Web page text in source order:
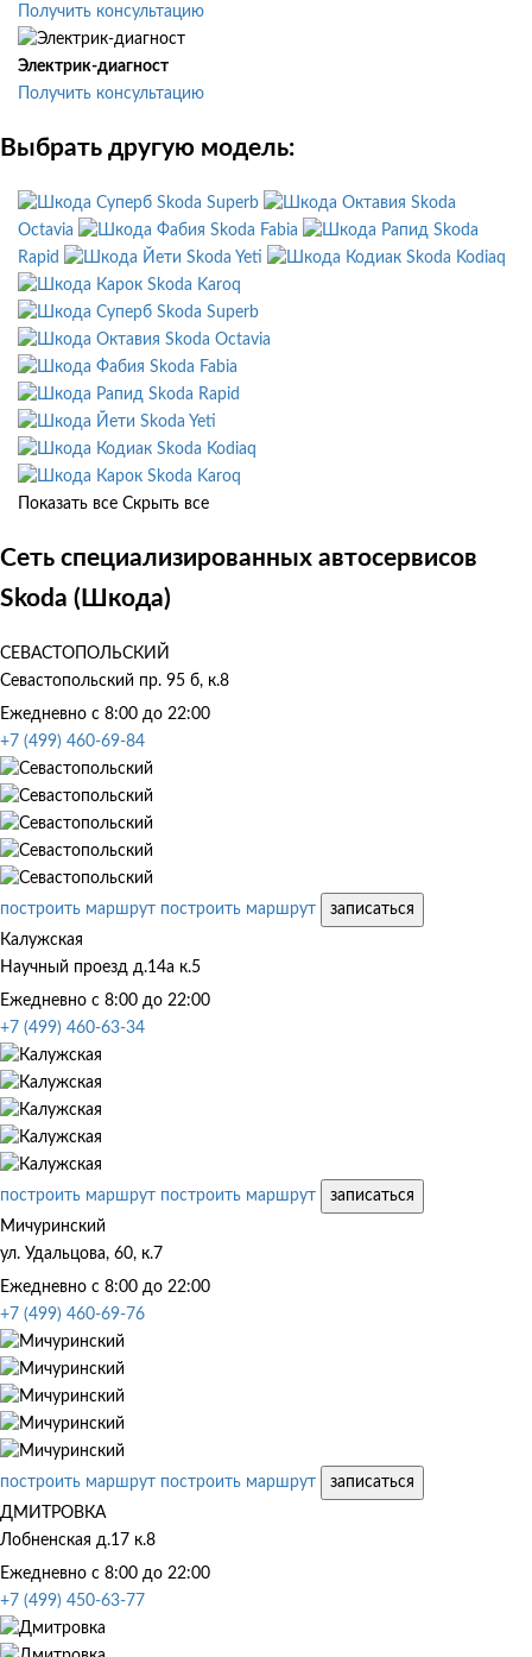
Получить консультацию
Электрик-диагност
Получить консультацию
Выбрать другую модель:
Skoda Superb
Skoda
Octavia
Skoda Fabia
Skoda
Rapid
Skoda Yeti
Skoda Kodiaq
Skoda Karoq
Skoda Superb
Skoda Octavia
Skoda Fabia
Skoda Rapid
Skoda Yeti
Skoda Kodiaq
Skoda Karoq
Показать все Скрыть все
Сеть специализированных автосервисов
Skoda (Шкода)
СЕВАСТОПОЛЬСКИЙ
Севастопольский пр. 95 б, к.8
Ежедневно с 8:00 до 22:00
+7 (499) 460-69-84
построить маршрут построить маршрут
записаться
Калужская
Научный проезд д.14а к.5
Ежедневно с 8:00 до 22:00
+7 (499) 460-63-34
построить маршрут построить маршрут
записаться
Мичуринский
ул. Удальцова, 60, к.7
Ежедневно с 8:00 до 22:00
+7 (499) 460-69-76
построить маршрут построить маршрут
записаться
ДМИТРОВКА
Лобненская д.17 к.8
Ежедневно с 8:00 до 22:00
+7 (499) 450-63-77